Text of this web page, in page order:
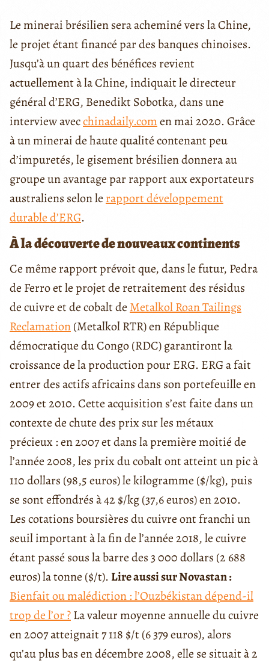
Le minerai brésilien sera acheminé vers la Chine,
le projet étant financé par des banques chinoises.
Jusqu’à un quart des bénéfices revient
actuellement à la Chine, indiquait le directeur
général d’ERG, Benedikt Sobotka, dans une
interview avecchinadaily.comen mai 2020. Grâce
à un minerai de haute qualité contenant peu
d’impuretés, le gisement brésilien donnera au
groupe un avantage par rapport aux exportateurs
australiens selon le rapport développement
durable d’ERG.
À la découverte de nouveaux continents
Ce même rapport prévoit que, dans le futur, Pedra
de Ferro et le projet de retraitement des résidus
de cuivre et de cobalt de Metalkol Roan Tailings
Reclamation(Metalkol RTR) en République
démocratique du Congo (RDC) garantiront la
croissance de la production pour ERG. ERG a fait
entrer des actifs africains dans son portefeuille en
2009 et 2010. Cette acquisition s’est faite dans un
contexte de chute des prix sur les métaux
précieux : en 2007 et dans la première moitié de
l’année 2008, les prix du cobalt ont atteint un pic à
110 dollars (98,5 euros) le kilogramme ($/kg), puis
se sont effondrés à 42 $/kg (37,6 euros) en 2010.
Les cotations boursières du cuivre ont franchi un
seuil important à la fin de l’année 2018, le cuivre
étant passé sous la barre des 3 000 dollars (2 688
euros) la tonne ($/t). Lire aussi sur Novastan :
Bienfait ou malédiction : l’Ouzbékistan dépend-il
trop de l’or ?La valeur moyenne annuelle du cuivre
en 2007 atteignait 7 118 $/t (6 379 euros), alors
qu’au plus bas en décembre 2008, elle se situait à 2